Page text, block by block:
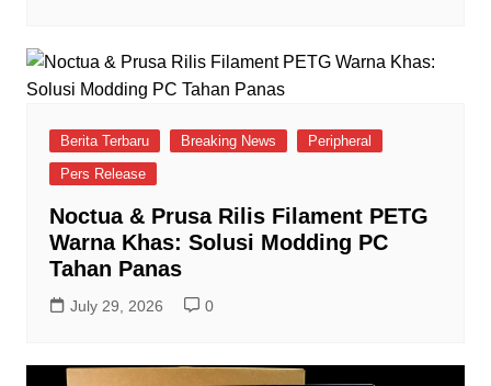
Berita Terbaru Breaking News
Peripheral
Pers Release
Noctua & Prusa Rilis Filament PETG
Warna Khas: Solusi Modding PC
Tahan Panas
July 29, 2026 0